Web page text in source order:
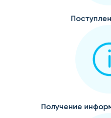
Получение